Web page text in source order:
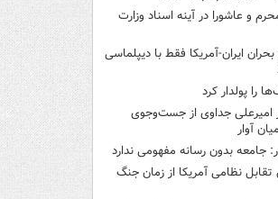
و عاشورا در آینه اسناد وزارت
بحران ایران-آمریکا فقط با دیپلماسی
را پولدار کرد
امیرعلی جداوی از جست‌وجوی
آوار
جامعه بدون رسانه مفهومی ندارد
نظامی آمریکا از زمان جنگ